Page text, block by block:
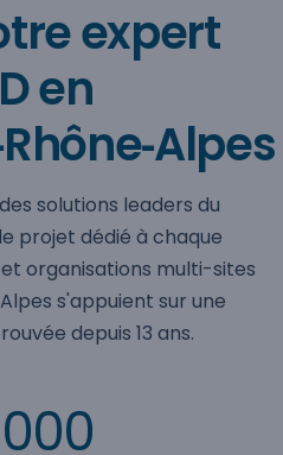
expert
en
solutions leaders du
projet dédié à chaque
et organisations multi-sites
s'appuient sur une
depuis 13 ans.